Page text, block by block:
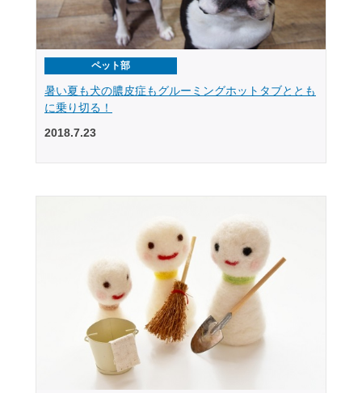
ペット部
暑い夏も犬の膿皮症もグルーミングホットタブととも
に乗り切る！
2018.7.23